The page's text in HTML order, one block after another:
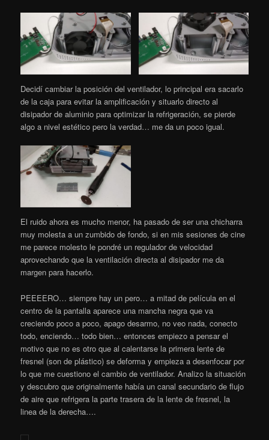
Decidí cambiar la posición del ventilador, lo principal era sacarlo
de la caja para evitar la amplificación y situarlo directo al
disipador de aluminio para optimizar la refrigeración, se pierde
algo a nivel estético pero la verdad… me da un poco igual.
El ruido ahora es mucho menor, ha pasado de ser una chicharra
muy molesta a un zumbido de fondo, si en mis sesiones de cine
me parece molesto le pondré un regulador de velocidad
aprovechando que la ventilación directa al disipador me da
margen para hacerlo.
PEEEERO… siempre hay un pero… a mitad de película en el
centro de la pantalla aparece una mancha negra que va
creciendo poco a poco, apago desarmo, no veo nada, conecto
todo, enciendo… todo bien… entonces empiezo a pensar el
motivo que no es otro que al calentarse la primera lente de
fresnel (son de plástico) se deforma y empieza a desenfocar por
lo que me cuestiono el cambio de ventilador. Analizo la situación
y descubro que originalmente había un canal secundario de flujo
de aire que refrigera la parte trasera de la lente de fresnel, la
linea de la derecha….